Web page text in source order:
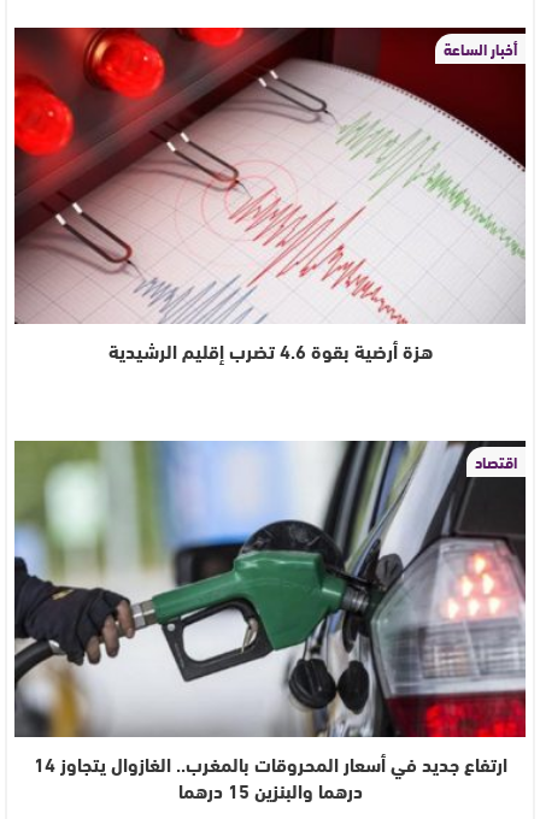
أخبار الساعة
هزة أرضية بقوة 4.6 تضرب إقليم الرشيدية
اقتصاد
ارتفاع جديد في أسعار المحروقات بالمغرب.. الغازوال يتجاوز 14
درهما والبنزين 15 درهما